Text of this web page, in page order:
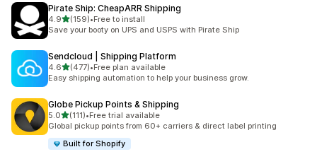
Pirate Ship: CheapARR Shipping
4.95つ星中
(159)
合計レビュー数：159件
•Free to install
Save your booty on UPS and USPS with Pirate Ship
Sendcloud | Shipping Platform
4.65つ星中
(477)
合計レビュー数：477件
•Free plan available
Easy shipping automation to help your business grow.
Globe Pickup Points & Shipping
5.05つ星中
(111)
合計レビュー数：111件
•Free trial available
Global pickup points from 60+ carriers & direct label printing
Built for Shopify